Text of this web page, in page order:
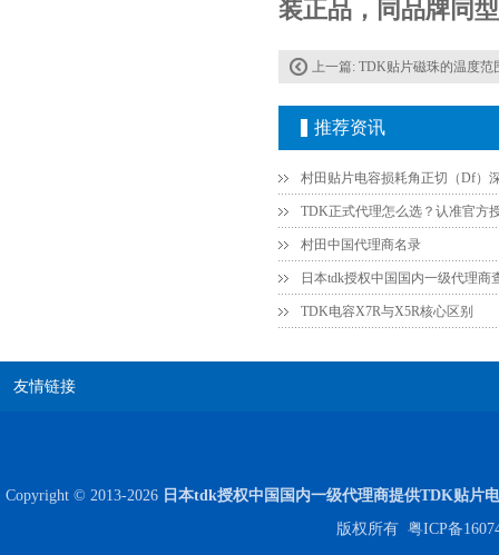
装正品，同品牌同
上一篇: TDK贴片磁珠的温度范围、
推荐资讯
村田中国代理商名录
日本tdk授权中国国内一级代理商
TDK电容X7R与X5R核心区别
友情链接
Copyright © 2013-2026 日本tdk授权中国国内一级代理商提供TDK贴片
版权所有 粤ICP备